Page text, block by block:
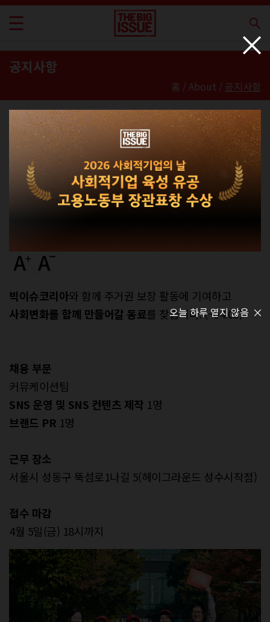
공지사항
홈 / About / 공지사항
빅이슈 코리아
공지사항
채용공고
빅이슈코리아와 함께 주거권 보장 활동에 기여하고
사회변화를 함께 만들어갈 동료를 찾습니다. (~04.05)
채용 부문
커뮤케이션팀
SNS 운영 및 SNS 컨텐츠 제작 1명
브랜드 PR 1명
근무 장소
서울시 성동구 뚝섬로1나길 5(헤이그라운드 성수시작점)
접수 마감
4월 5일(금) 18시까지
오늘 하루 열지 않음